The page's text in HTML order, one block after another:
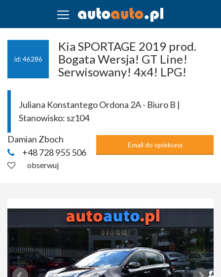
id: 46286
Kia SPORTAGE 2019 prod.
Bogata Wersja! GT Line!
Serwisowany! 4x4! LPG!
Juliana Konstantego Ordona 2A - Biuro B |
Stanowisko: sz104
Damian Zboch
+48 728 955 506
Email do opiekuna
obserwuj